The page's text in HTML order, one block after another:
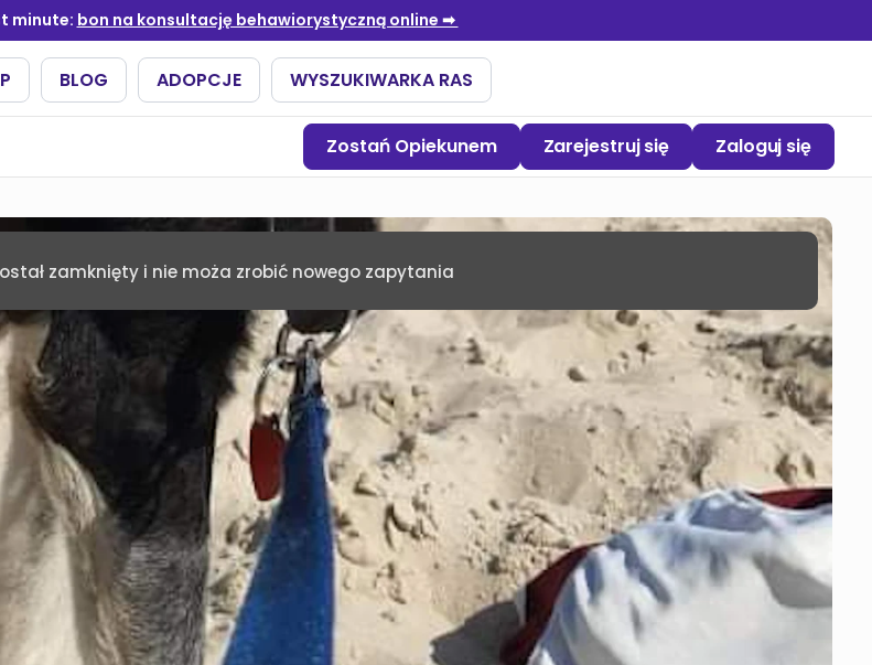
Zostań Opiekunem Zarejestruj się Zaloguj się
zamknięty i nie moża zrobić nowego zapytania